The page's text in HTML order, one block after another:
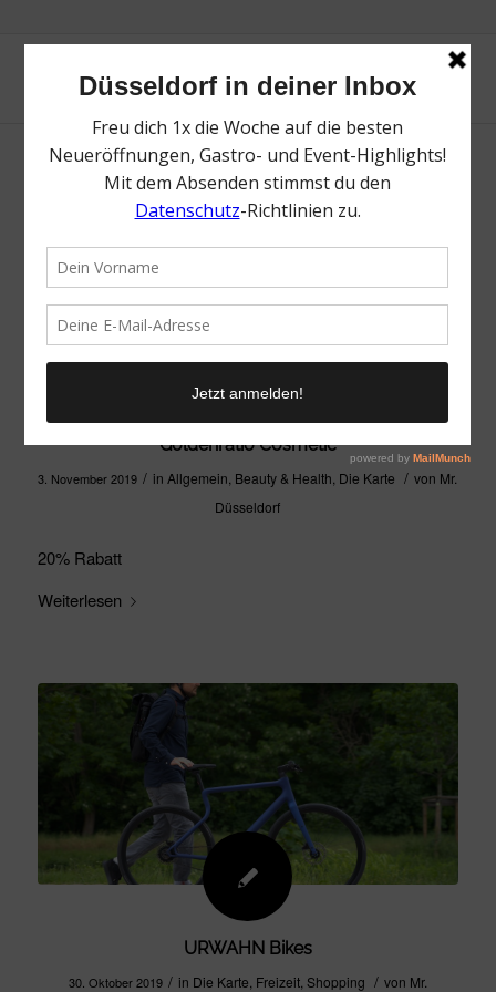
Goldenratio Cosmetic
3. November 2019 / in Allgemein Beauty & Health Die Karte / von Mr.
Düsseldorf
20% Rabatt
Weiterlesen
URWAHN Bikes
30. Oktober 2019 / in Die Karte Freizeit, Shopping / von Mr.